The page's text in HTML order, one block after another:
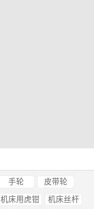
手轮 皮带轮
机床用虎钳 机床丝杆